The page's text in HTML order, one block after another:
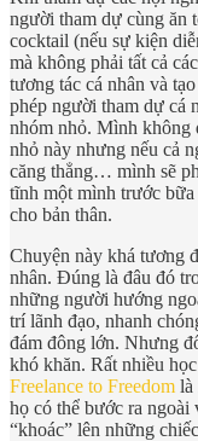
người tham dự cùng ăn
cocktail (nếu sự kiện
mà không phải tất cả
tương tác cá nhân và
phép người tham dự cá
nhóm nhỏ. Mình không
nhỏ này nhưng nếu cả
căng thẳng… mình sẽ
tĩnh một mình trước
cho bản thân.
Chuyện này khá tương
nhân. Đúng là đâu đó
những người hướng
trí lãnh đạo, nhanh
đám đông lớn. Nhưng
khó khăn. Rất nhiều
Freelance to Freedom là
họ có thể bước ra
“khoác” lên những